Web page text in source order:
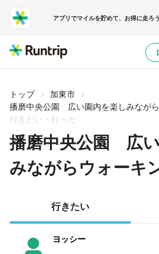
アプリでマイルを貯めて、お得に走ろう
トップ
加東市
播磨中央公園 広い園内を楽しみながら
行きたい・行った
播磨中央公園 広
みながらウォーキ
行きたい
ヨッシー